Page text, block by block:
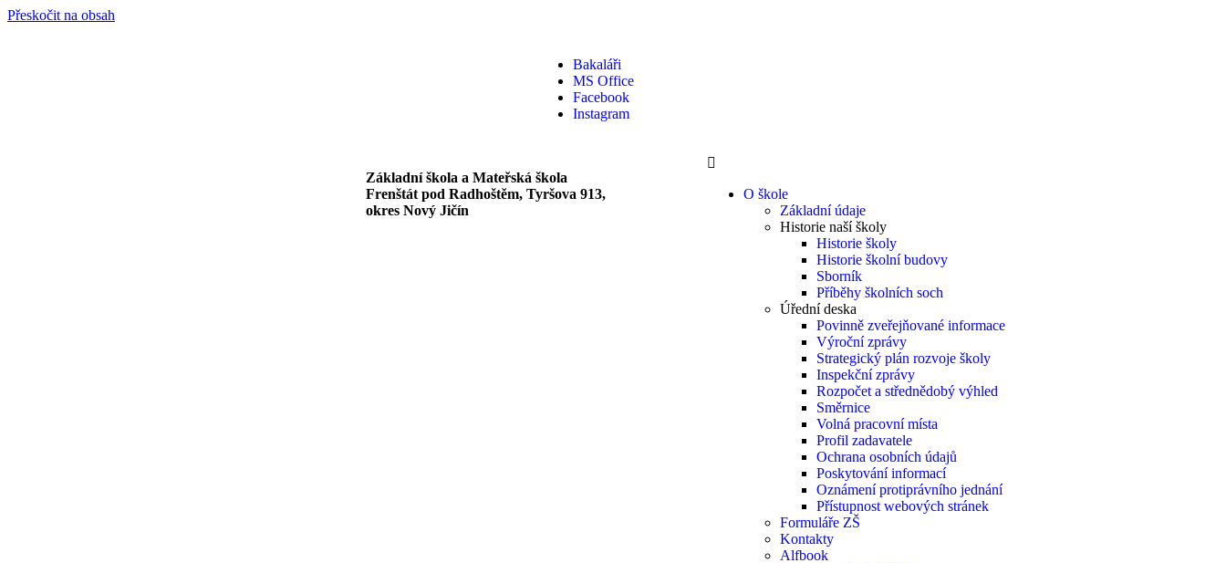
Přeskočit na obsah
Bakaláři
MS Office
Facebook
Instagram
Základní škola a Mateřská škola
Frenštát pod Radhoštěm, Tyršova 913,
okres Nový Jičín
O škole
Základní údaje
Historie naší školy
Historie školy
Historie školní budovy
Sborník
Příběhy školních soch
Úřední deska
Povinně zveřejňované informace
Výroční zprávy
Strategický plán rozvoje školy
Inspekční zprávy
Rozpočet a střednědobý výhled
Směrnice
Volná pracovní místa
Profil zadavatele
Ochrana osobních údajů
Poskytování informací
Oznámení protiprávního jednání
Přístupnost webových stránek
Formuláře ZŠ
Kontakty
Alfbook